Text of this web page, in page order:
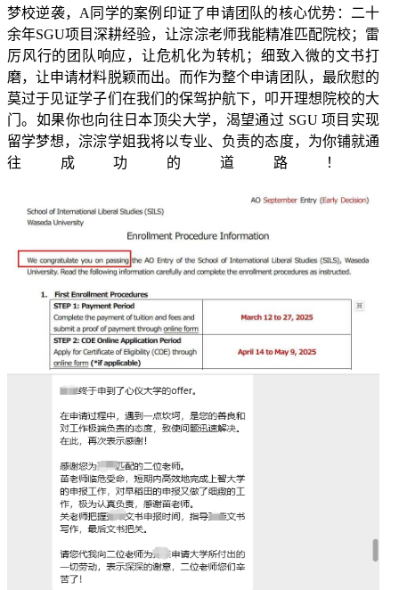
梦校逆袭， A 同学的案例印证了申请团队的核心优势：二十
余年SGU项目深耕经验，让淙淙老师我能精准匹配院校；雷
厉风行的团队响应，让危机化为转机；细致入微的文书打
磨，让申请材料脱颖而出。而作为整个申请团队，最欣慰的
莫过于见证学子们在我们的保驾护航下，叩开理想院校的大
门。如果你也向往日本顶尖大学，渴望通过 SGU 项目实现
留学梦想，淙淙学姐我将以专业、负责的态度，为你铺就通
往成功的道路！